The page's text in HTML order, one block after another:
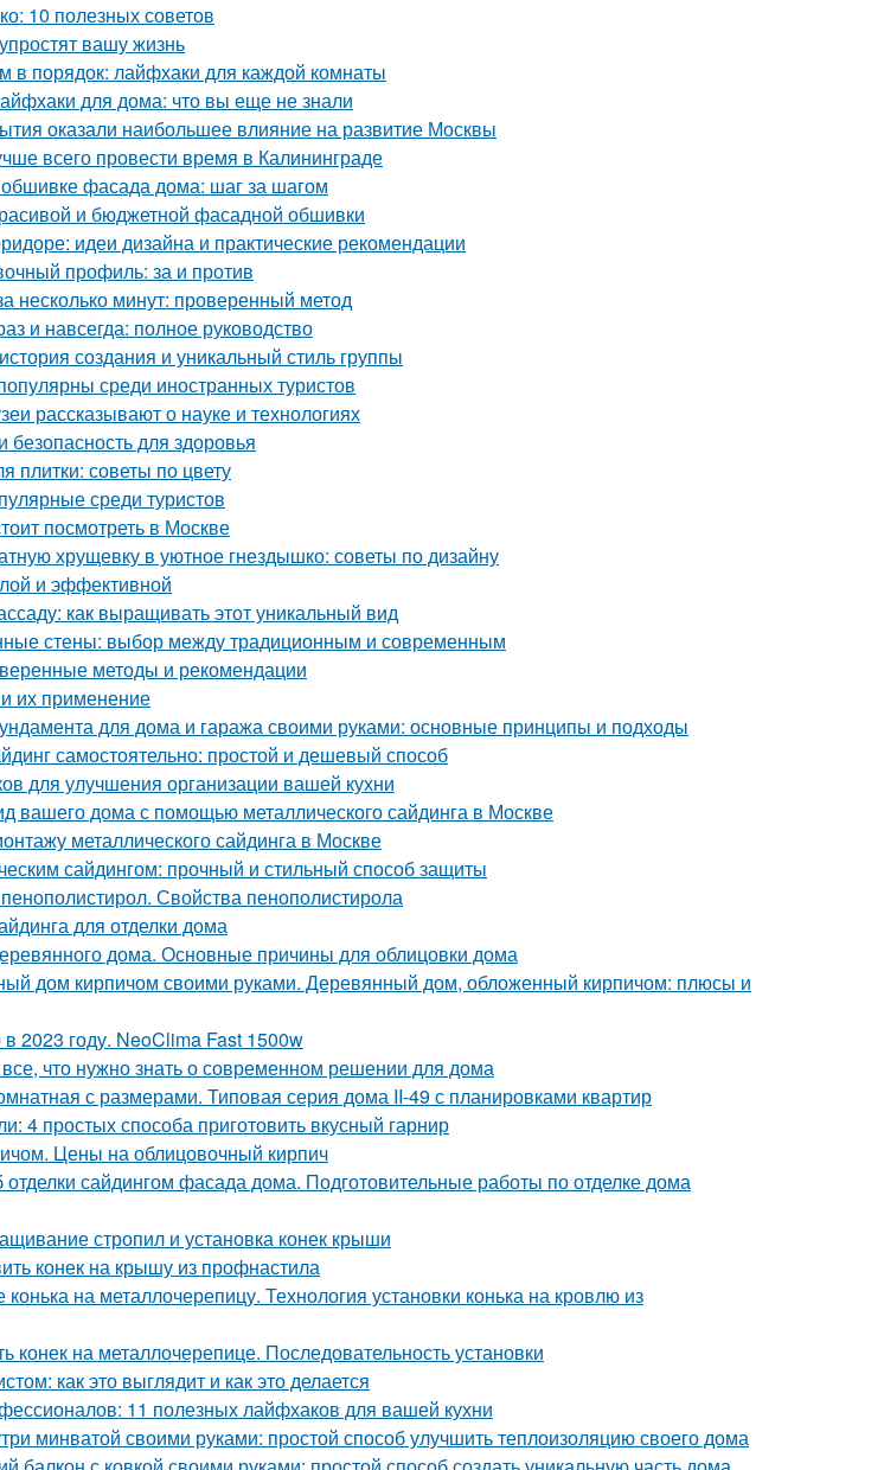
10 полезных советов
вашу жизнь
в порядок: лайфхаки для каждой комнаты
для дома: что вы еще не знали
оказали наибольшее влияние на развитие Москвы
всего провести время в Калининграде
фасада дома: шаг за шагом
и бюджетной фасадной обшивки
идеи дизайна и практические рекомендации
профиль: за и против
несколько минут: проверенный метод
и навсегда: полное руководство
создания и уникальный стиль группы
среди иностранных туристов
рассказывают о науке и технологиях
безопасность для здоровья
плитки: советы по цвету
среди туристов
посмотреть в Москве
хрущевку в уютное гнездышко: советы по дизайну
и эффективной
как выращивать этот уникальный вид
стены: выбор между традиционным и современным
методы и рекомендации
их применение
для дома и гаража своими руками: основные принципы и подходы
самостоятельно: простой и дешевый способ
для улучшения организации вашей кухни
вашего дома с помощью металлического сайдинга в Москве
металлического сайдинга в Москве
сайдингом: прочный и стильный способ защиты
Свойства пенополистирола
для отделки дома
дома. Основные причины для облицовки дома
дом кирпичом своими руками. Деревянный дом, обложенный кирпичом: плюсы и
в 2023 году. NeoClima Fast 1500w
что нужно знать о современном решении для дома
с размерами. Типовая серия дома II-49 с планировками квартир
4 простых способа приготовить вкусный гарнир
Цены на облицовочный кирпич
сайдингом фасада дома. Подготовительные работы по отделке дома
стропил и установка конек крыши
конек на крышу из профнастила
на металлочерепицу. Технология установки конька на кровлю из
конек на металлочерепице. Последовательность установки
как это выглядит и как это делается
11 полезных лайфхаков для вашей кухни
минватой своими руками: простой способ улучшить теплоизоляцию своего дома